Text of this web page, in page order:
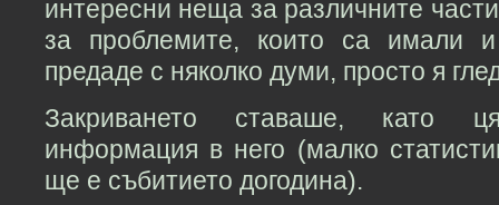
интересни неща за различните
за проблемите, които са имали
предаде с няколко думи, просто я
Закриването ставаше, като
информация в него (малко
ще е събитието догодина).